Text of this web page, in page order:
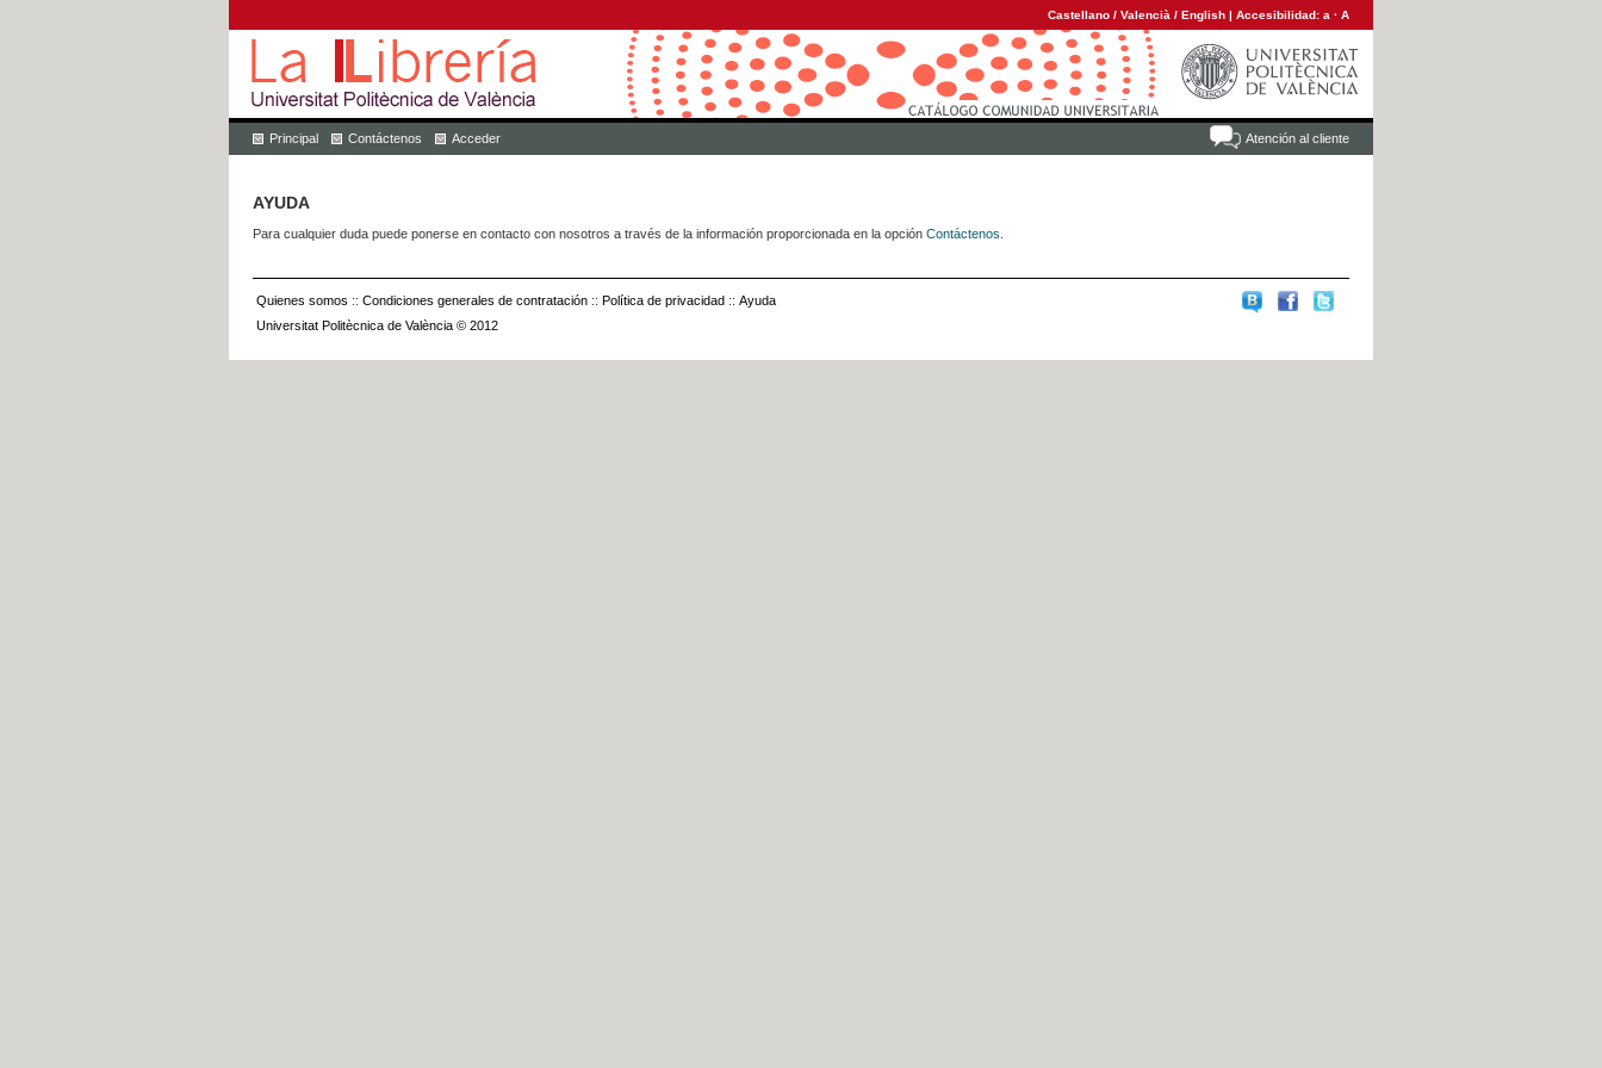
Castellano / Valencià / English | Accesibilidad: a · A
Atención al cliente
Principal Contáctenos Acceder
AYUDA
Para cualquier duda puede ponerse en contacto con nosotros a través de la información proporcionada en la opción Contáctenos
Quienes somos :: Condiciones generales de contratación :: Política de privacidad :: Ayuda
Universitat Politècnica de València © 2012